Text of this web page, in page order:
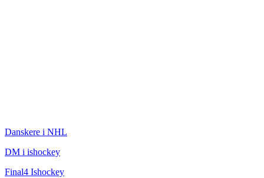
Danskere i NHL
DM i ishockey
Final4 Ishockey